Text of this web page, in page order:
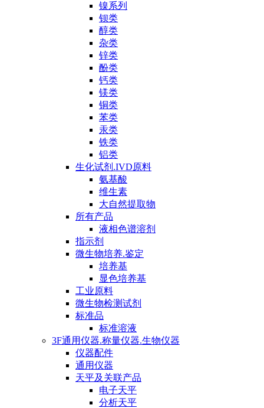
镍系列
钡类
醇类
杂类
锌类
酚类
钙类
镁类
铜类
苯类
汞类
铁类
铝类
生化试剂.IVD原料
氨基酸
维生素
大自然提取物
所有产品
液相色谱溶剂
指示剂
微生物培养.鉴定
培养基
显色培养基
工业原料
微生物检测试剂
标准品
标准溶液
3F通用仪器.称量仪器.生物仪器
仪器配件
通用仪器
天平及关联产品
电子天平
分析天平